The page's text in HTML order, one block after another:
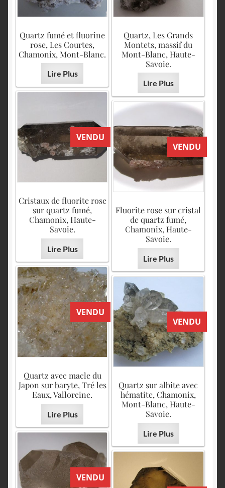
Quartz fumé et fluorine
rose, Les Courtes,
Chamonix, Mont-Blanc.
Lire Plus
Quartz, Les Grands
Montets, massif du
Mont-Blanc, Haute-
Savoie.
Lire Plus
VENDU
Cristaux de fluorite rose
sur quartz fumé,
Chamonix, Haute-
Savoie.
Lire Plus
VENDU
Fluorite rose sur cristal
de quartz fumé,
Chamonix, Haute-
Savoie.
Lire Plus
VENDU
Quartz avec macle du
Japon sur baryte, Tré les
Eaux, Vallorcine.
Lire Plus
VENDU
Quartz sur albite avec
hématite, Chamonix,
Mont-Blanc, Haute-
Savoie.
Lire Plus
VENDU